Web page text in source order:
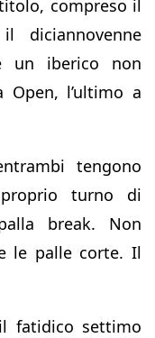
compreso il
diciannovenne
un iberico non
Open, l’ultimo a
tengono
proprio turno di
break. Non
le palle corte. Il
fatidico settimo